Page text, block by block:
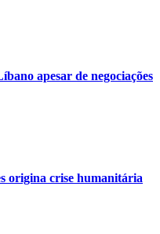
apesar de negociações
origina crise humanitária